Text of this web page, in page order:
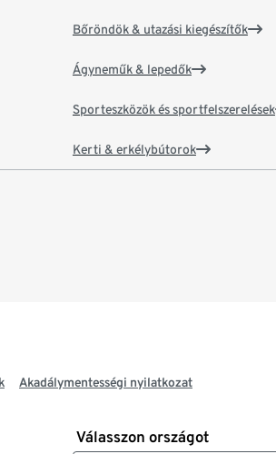
Bőröndök & utazási kiegészítők
Ágyneműk & lepedők
Sporteszközök és sportfelszerelések
Kerti & erkélybútorok
Akadálymentességi nyilatkozat
Válasszon országot